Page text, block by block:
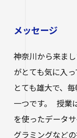
メッセージ
神奈川から来ま
がとても気に入
とても雄大で、
一つです。 授業
を使ったデータ
グラミングなど